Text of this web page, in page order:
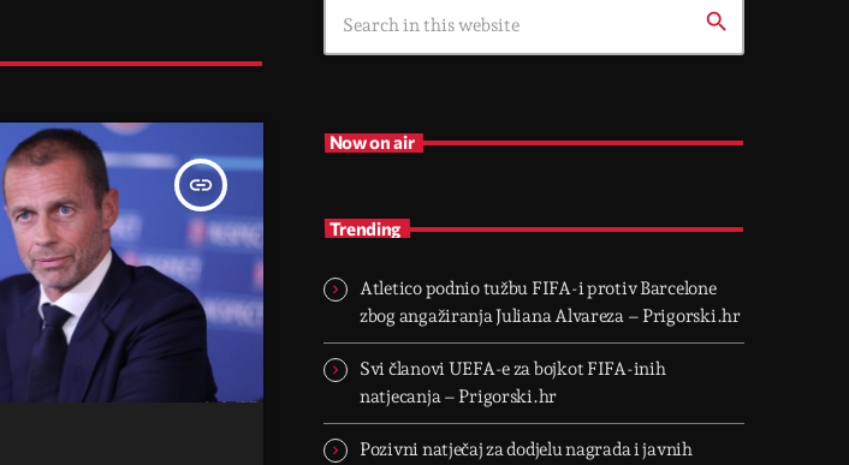
insert_link
search
Now on air
Trending
Atletico podnio tužbu FIFA-i protiv Barcelone
zbog angažiranja Juliana Alvareza – Prigorski.hr
Svi članovi UEFA-e za bojkot FIFA-inih
natjecanja – Prigorski.hr
Pozivni natječaj za dodjelu nagrada i javnih